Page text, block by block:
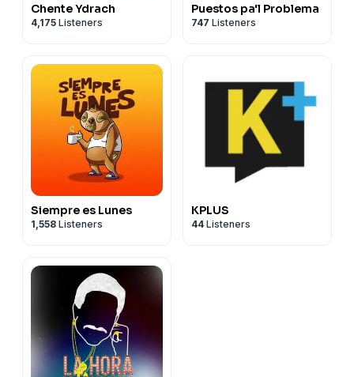
Chente Ydrach
4,175 Listeners
Puestos pa'l Problema
747 Listeners
Siempre es Lunes
1,558 Listeners
KPLUS
44 Listeners